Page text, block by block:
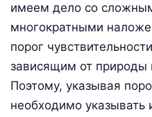
имеем дело со
многократными
порог
зависящим от природы
Поэтому, указывая
необходимо указывать